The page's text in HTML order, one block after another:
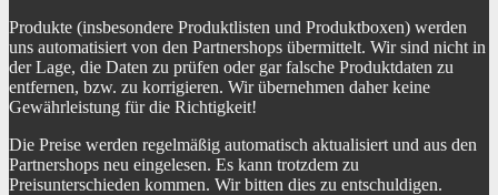
Produkte (insbesondere Produktlisten und Produktboxen) werden
uns automatisiert von den Partnershops übermittelt. Wir sind nicht in
der Lage, die Daten zu prüfen oder gar falsche Produktdaten zu
entfernen, bzw. zu korrigieren. Wir übernehmen daher keine
Gewährleistung für die Richtigkeit!
Die Preise werden regelmäßig automatisch aktualisiert und aus den
Partnershops neu eingelesen. Es kann trotzdem zu
Preisunterschieden kommen. Wir bitten dies zu entschuldigen.